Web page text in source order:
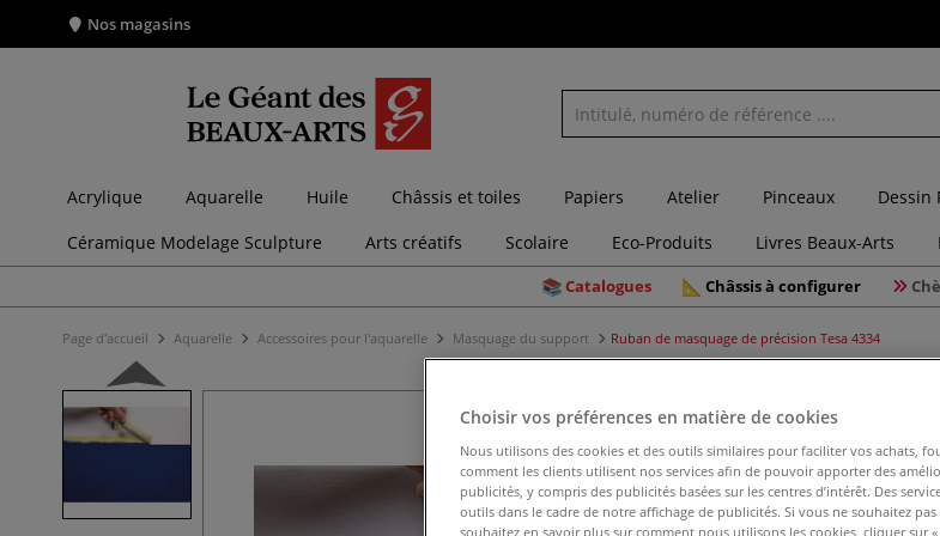
Nos magasins
Acrylique Aquarelle Huile Châssis et toiles Papiers Atelier Pinceaux Dessin
Céramique Modelage Sculpture
Arts créatifs Scolaire Eco-Produits Livres Beaux-Arts
Catalogues Châssis à configurer
Page d'accueil Aquarelle Accessoires pour l'aquarelle Masquage du support Ruban de masquage de précision Tesa 4334
Choisir vos préférences en matière de cookies
Nous utilisons des cookies et des outils similaires pour faciliter vos achats,
comment les clients utilisent nos services afin de pouvoir apporter des
publicités, y compris des publicités basées sur les centres d’intérêt. Des
outils dans le cadre de notre affichage de publicités. Si vous ne souhaitez
souhaitez en savoir plus sur comment nous utilisons les cookies, cliquer sur «